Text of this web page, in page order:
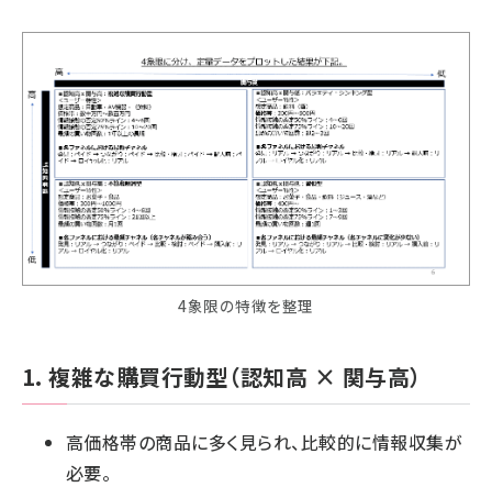
4象限の特徴を整理
1. 複雑な購買行動型（認知高 × 関与高）
高価格帯の商品に多く見られ、比較的に情報収集が
必要。